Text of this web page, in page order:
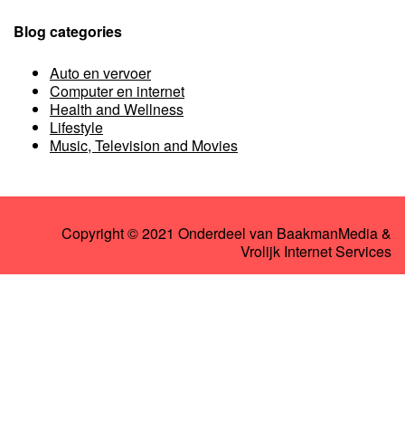
Blog categories
Auto en vervoer
Computer en internet
Health and Wellness
Lifestyle
Music, Television and Movies
Copyright © 2021 Onderdeel van BaakmanMedia&
Vrolijk Internet Services